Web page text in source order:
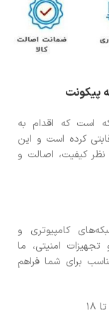
پیکونت
است که اقدام به
کرده است و این
نظر کیفیت، اصالت و
کامپیوتری و
تجهیزات امنیتی، ما
برای شما فراهم